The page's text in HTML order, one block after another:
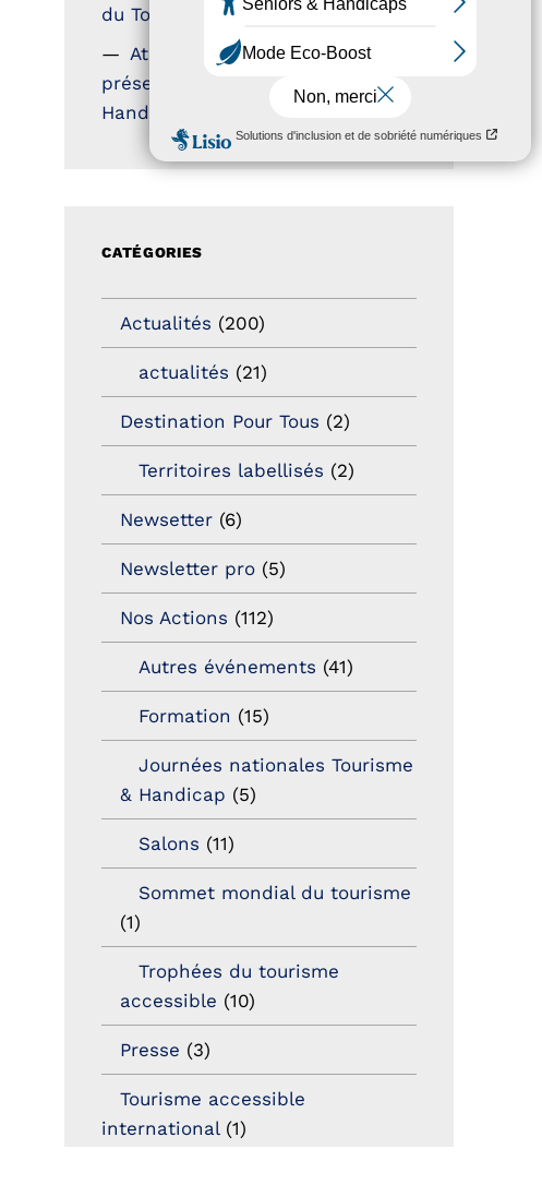
du Tourisme Durable
Atout France – flyer
présentation label Tourisme &
Handicap
CATÉGORIES
Actualités (200)
actualités (21)
Destination Pour Tous (2)
Territoires labellisés (2)
Newsetter (6)
Newsletter pro (5)
Nos Actions (112)
Autres événements (41)
Formation (15)
Journées nationales Tourisme
& Handicap (5)
Salons (11)
Sommet mondial du tourisme
(1)
Trophées du tourisme
accessible (10)
Presse (3)
Tourisme accessible
international(1)